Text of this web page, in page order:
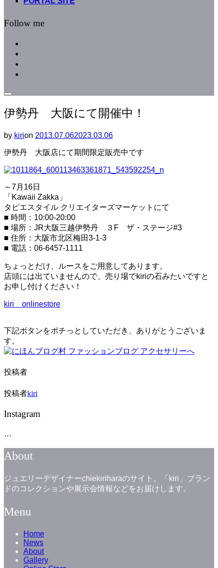
Follow me
サ
ド
ー
と
ナ
ビ
ゲ
シ
ョ
ン
を
切
り
替
え
伊勢丹 大阪にて開催中！
by kirion 投
日:
2013.07.062023.03.06
伊勢丹 大阪店にて期間限定販売中です
～7月16日
「Kawaii Zakka」
タピエスタイル クリエイターズマーケットにて
■ 時間：10:00-20:00
■ 場所：JR大阪三越伊勢丹 ３F ザ・ステージ#3
■ 住所：大阪市北区梅田3-1-3
■ 電話：06-6457-1111
ちょっとだけ、ルースをご用意してあります。
店頭には出ていませんので、売り場でkiriの石みたいですと
お申し付けください！
kiri onlinestore
下記ボタンをポチっとしていただき、ありがとうございま
す。
投稿者
投稿者kiri
Instagram
…
About
ジュエリーデザイナーchiekiriharaのサイト。「kiri」ブラン
ドのコレクションや展示会情報などをお届けします。
Menu
Home
News
About
Gallery